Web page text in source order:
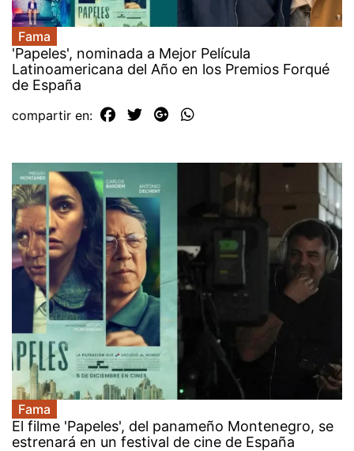
Fama
'Papeles', nominada a Mejor Película
Latinoamericana del Año en los Premios Forqué
de España
compartir en:
Fama
El filme 'Papeles', del panameño Montenegro, se
estrenará en un festival de cine de España